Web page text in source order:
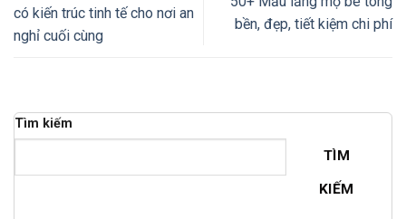
có kiến trúc tinh tế cho nơi an
nghỉ cuối cùng
bền, đẹp, tiết kiệm chi phí
Tìm kiếm
TÌM
KIẾM